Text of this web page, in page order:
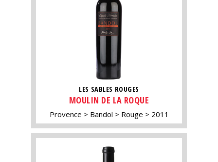
LES SABLES ROUGES
MOULIN DE LA ROQUE
Provence Bandol Rouge 2011